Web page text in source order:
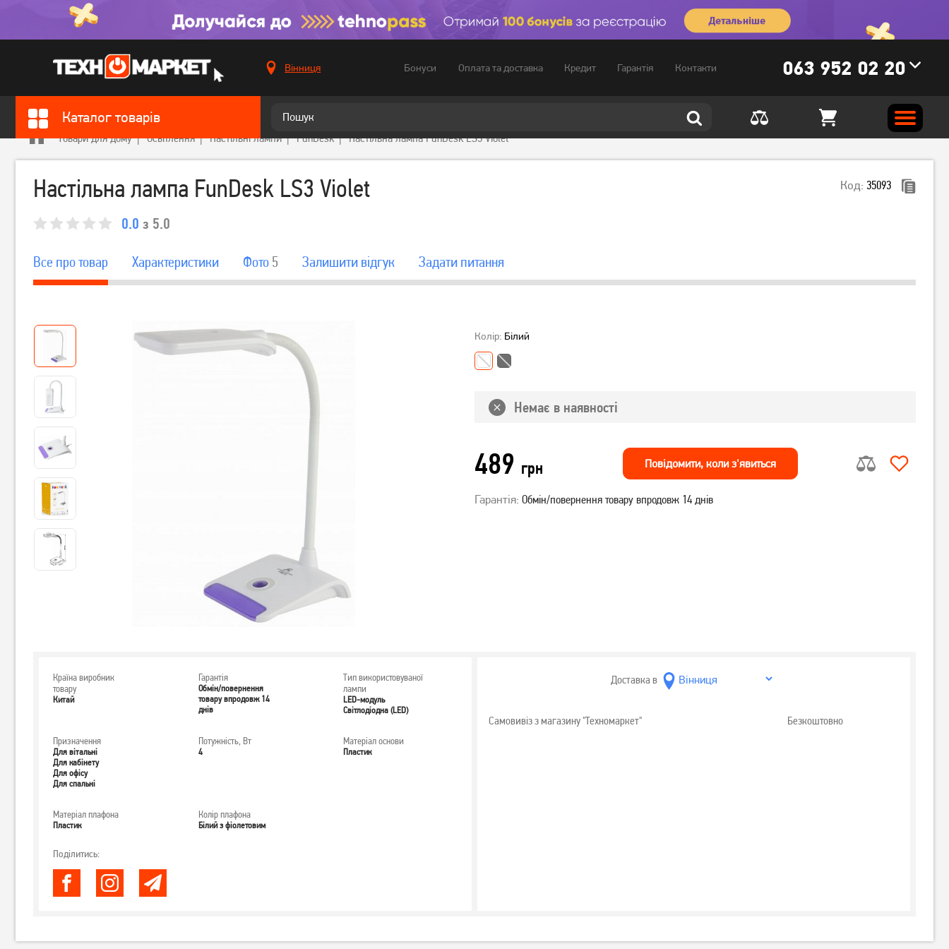
Вінниця Бонуси Оплата та доставка Кредит Гарантія Контакти 063 952 02 20
Каталог товарів
Товари для дому Освітлення Настільні лампи FunDesk Настільна лампа FunDesk LS3 Violet
Настільна лампа FunDesk LS3 Violet Код: 35093
0.0 з 5.0
Все про товар Характеристики Фото 5 Залишити вiдгук Задати питання
Колір: Білий
Немає в наявності
489 грн Повiдомити, коли з'явиться
Гарантія: Обмін/повернення товару впродовж 14 днів
Країна виробник
товару
Китай
Гарантія
Обмін/повернення
товару впродовж 14
днів
Тип використовуваної
лампи
LED-модуль
Світлодіодна (LED)
Призначення
Для вітальні
Для кабінету
Для офісу
Для спальні
Потужність, Вт
4
Матеріал основи
Пластик
Матеріал плафона
Пластик
Колір плафона
Білий з фіолетовим
Поділитись:
Доставка в
Самовивіз з магазину "Техномаркет" Безкоштовно